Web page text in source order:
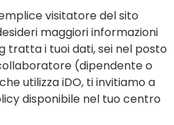
visitatore del sito
maggiori informazioni
tratta i tuoi dati, sei nel posto
(dipendente o
utilizza iDO, ti invitiamo a
disponibile nel tuo centro